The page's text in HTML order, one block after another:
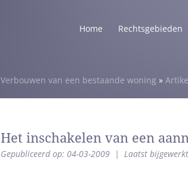
Home Rechtsgebieden
Verbouwen van een bestaande woning »
Het inschakelen van een
Gepubliceerd op: 04-03-2009 | Laatst